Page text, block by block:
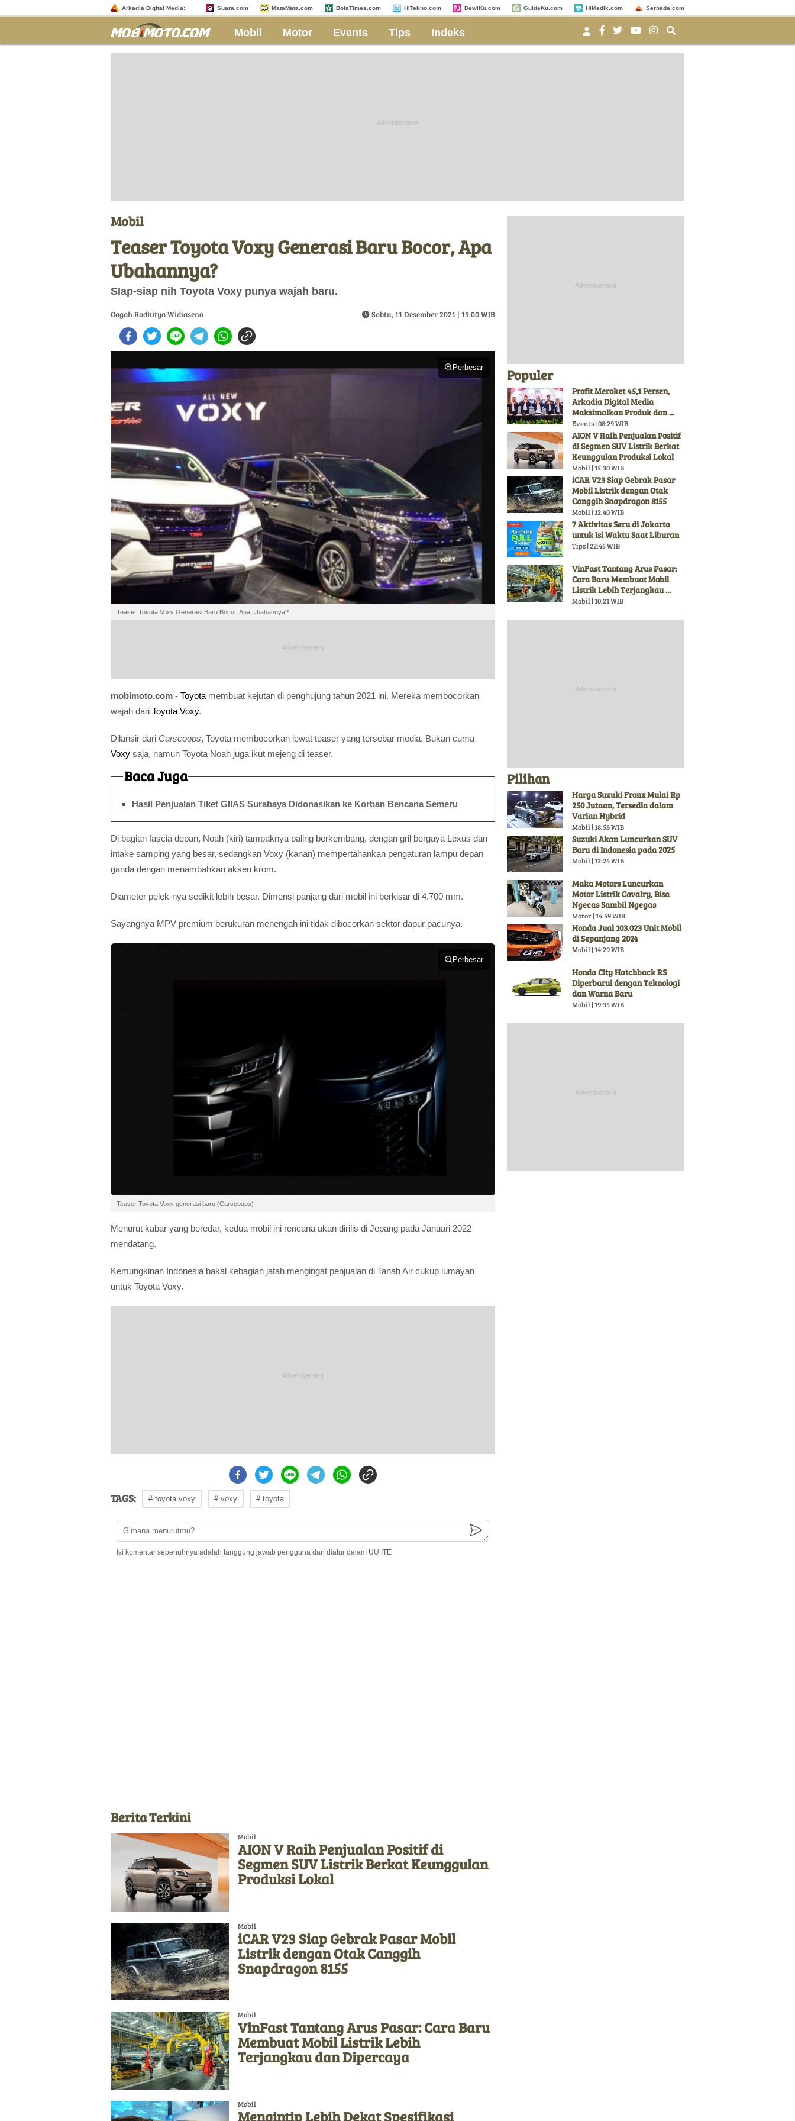
Arkadia Digital Media: Suara.com MataMata.com BolaTimes.com HiTekno.com DewiKu.com GuideKu.com HiMedik.com Serbada.com
Mobil Motor Events Tips Indeks
Mobil
Teaser Toyota Voxy Generasi Baru Bocor, Apa
Ubahannya?
SIap-siap nih Toyota Voxy punya wajah baru.
Gagah Radhitya Widiaseno Sabtu, 11 Desember 2021 | 19:00 WIB
Perbesar
Teaser Toyota Voxy Generasi Baru Bocor, Apa Ubahannya?
mobimoto.com - Toyota membuat kejutan di penghujung tahun 2021 ini. Mereka membocorkan
wajah dari Toyota Voxy.
Dilansir dari Carscoops, Toyota membocorkan lewat teaser yang tersebar media. Bukan cuma
Voxy saja, namun Toyota Noah juga ikut mejeng di teaser.
Baca Juga
Hasil Penjualan Tiket GIIAS Surabaya Didonasikan ke Korban Bencana Semeru
Di bagian fascia depan, Noah (kiri) tampaknya paling berkembang, dengan gril bergaya Lexus dan
intake samping yang besar, sedangkan Voxy (kanan) mempertahankan pengaturan lampu depan
ganda dengan menambahkan aksen krom.
Diameter pelek-nya sedikit lebih besar. Dimensi panjang dari mobil ini berkisar di 4.700 mm.
Sayangnya MPV premium berukuran menengah ini tidak dibocorkan sektor dapur pacunya.
Perbesar
Teaser Toyota Voxy generasi baru (Carscoops)
Menurut kabar yang beredar, kedua mobil ini rencana akan dirilis di Jepang pada Januari 2022
mendatang.
Kemungkinan Indonesia bakal kebagian jatah mengingat penjualan di Tanah Air cukup lumayan
untuk Toyota Voxy.
TAGS: # toyota voxy # voxy # toyota
Isi komentar sepenuhnya adalah tanggung jawab pengguna dan diatur dalam UU ITE
Berita Terkini
Mobil
AION V Raih Penjualan Positif di
Segmen SUV Listrik Berkat Keunggulan
Produksi Lokal
Mobil
iCAR V23 Siap Gebrak Pasar Mobil
Listrik dengan Otak Canggih
Snapdragon 8155
Mobil
VinFast Tantang Arus Pasar: Cara Baru
Membuat Mobil Listrik Lebih
Terjangkau dan Dipercaya
Mobil
Mengintip Lebih Dekat Spesifikasi
Populer
Profit Meroket 45,1 Persen,
Arkadia Digital Media
Maksimalkan Produk dan ...
Events | 08:29 WIB
AION V Raih Penjualan Positif
di Segmen SUV Listrik Berkat
Keunggulan Produksi Lokal
Mobil | 15:30 WIB
iCAR V23 Siap Gebrak Pasar
Mobil Listrik dengan Otak
Canggih Snapdragon 8155
Mobil | 12:40 WIB
7 Aktivitas Seru di Jakarta
untuk Isi Waktu Saat Liburan
Tips | 22:45 WIB
VinFast Tantang Arus Pasar:
Cara Baru Membuat Mobil
Listrik Lebih Terjangkau ...
Mobil | 10:21 WIB
Pilihan
Harga Suzuki Fronx Mulai Rp
250 Jutaan, Tersedia dalam
Varian Hybrid
Mobil | 18:58 WIB
Suzuki Akan Luncurkan SUV
Baru di Indonesia pada 2025
Mobil | 12:24 WIB
Maka Motors Luncurkan
Motor Listrik Cavalry, Bisa
Ngecas Sambil Ngegas
Motor | 14:59 WIB
Honda Jual 103.023 Unit Mobil
di Sepanjang 2024
Mobil | 14:29 WIB
Honda City Hatchback RS
Diperbarui dengan Teknologi
dan Warna Baru
Mobil | 19:35 WIB